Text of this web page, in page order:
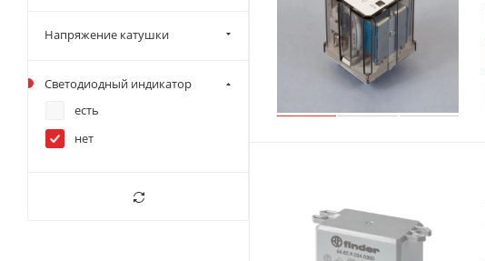
Напряжение катушки
Светодиодный индикатор
есть
нет